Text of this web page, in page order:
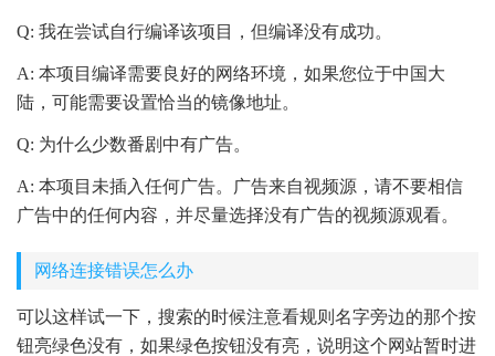
Q: 我在尝试自行编译该项目，但编译没有成功。
A: 本项目编译需要良好的网络环境，如果您位于中国大
陆，可能需要设置恰当的镜像地址。
Q: 为什么少数番剧中有广告。
A: 本项目未插入任何广告。广告来自视频源，请不要相信
广告中的任何内容，并尽量选择没有广告的视频源观看。
网络连接错误怎么办
可以这样试一下，搜索的时候注意看规则名字旁边的那个按
钮亮绿色没有，如果绿色按钮没有亮，说明这个网站暂时进